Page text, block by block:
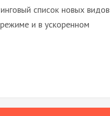
список новых видов
и в ускоренном